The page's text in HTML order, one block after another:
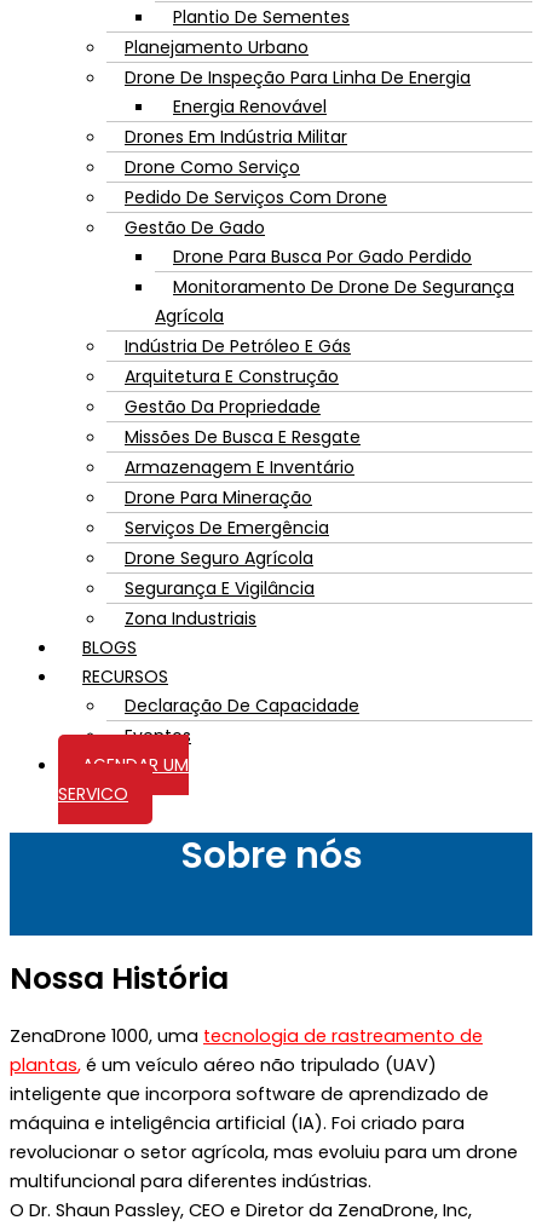
Plantio De Sementes
Planejamento Urbano
Drone De Inspeção Para Linha De Energia
Energia Renovável
Drones Em Indústria Militar
Drone Como Serviço
Pedido De Serviços Com Drone
Gestão De Gado
Drone Para Busca Por Gado Perdido
Monitoramento De Drone De Segurança
Agrícola
Indústria De Petróleo E Gás
Arquitetura E Construção
Gestão Da Propriedade
Missões De Busca E Resgate
Armazenagem E Inventário
Drone Para Mineração
Serviços De Emergência
Drone Seguro Agrícola
Segurança E Vigilância
Zona Industriais
BLOGS
RECURSOS
Declaração De Capacidade
Eventos
AGENDAR UM
SERVICO
Sobre nós
Nossa História
ZenaDrone 1000, uma tecnologia de rastreamento de
plantas, é um veículo aéreo não tripulado (UAV)
inteligente que incorpora software de aprendizado de
máquina e inteligência artificial (IA). Foi criado para
revolucionar o setor agrícola, mas evoluiu para um drone
multifuncional para diferentes indústrias.
O Dr. Shaun Passley, CEO e Diretor da ZenaDrone, Inc,